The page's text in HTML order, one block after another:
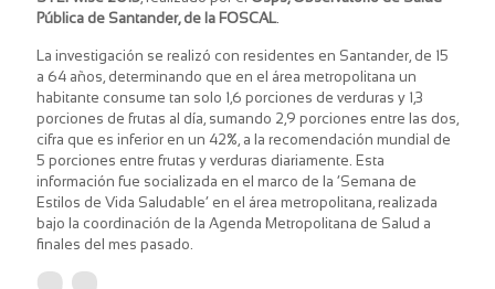
Pública de Santander, de la FOSCAL.
La investigación se realizó con residentes en Santander, de 15
a 64 años, determinando que en el área metropolitana un
habitante consume tan solo 1,6 porciones de verduras y 1,3
porciones de frutas al día, sumando 2,9 porciones entre las dos,
cifra que es inferior en un 42%, a la recomendación mundial de
5 porciones entre frutas y verduras diariamente. Esta
información fue socializada en el marco de la ‘Semana de
Estilos de Vida Saludable’ en el área metropolitana, realizada
bajo la coordinación de la Agenda Metropolitana de Salud a
finales del mes pasado.